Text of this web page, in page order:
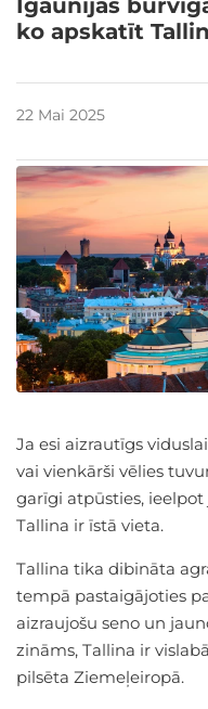
Igaunijas
ko apskatīt
22 Mai 2025
Ja esi aizrautīgs
vai vienkārši vēlies
garīgi atpūsties,
Tallina ir īstā vieta.
Tallina tika dibināta
tempā pastaigājoties
aizraujošu seno un
zināms, Tallina ir
pilsēta Ziemeļeiropā.